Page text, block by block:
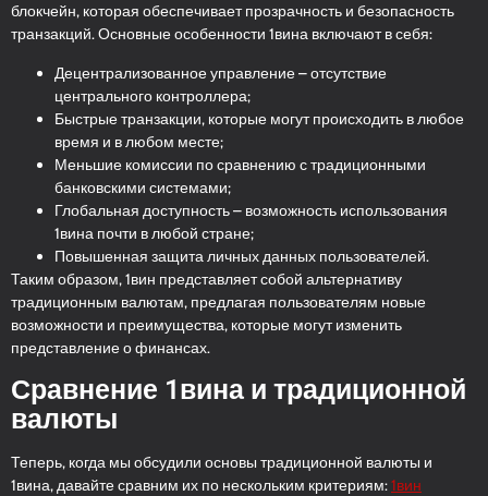
блокчейн, которая обеспечивает прозрачность и безопасность
транзакций. Основные особенности 1вина включают в себя:
Децентрализованное управление – отсутствие
центрального контроллера;
Быстрые транзакции, которые могут происходить в любое
время и в любом месте;
Меньшие комиссии по сравнению с традиционными
банковскими системами;
Глобальная доступность – возможность использования
1вина почти в любой стране;
Повышенная защита личных данных пользователей.
Таким образом, 1вин представляет собой альтернативу
традиционным валютам, предлагая пользователям новые
возможности и преимущества, которые могут изменить
представление о финансах.
Сравнение 1вина и традиционной
валюты
Теперь, когда мы обсудили основы традиционной валюты и
1вина, давайте сравним их по нескольким критериям:1вин